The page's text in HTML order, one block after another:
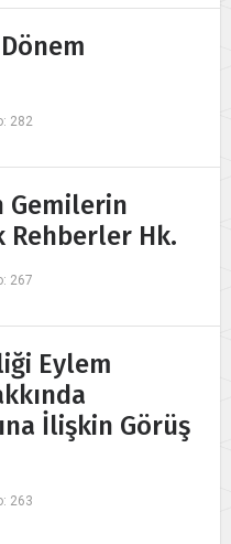
Dönem
282
Gemilerin
Rehberler Hk.
267
Eylem
İlişkin Görüş
263